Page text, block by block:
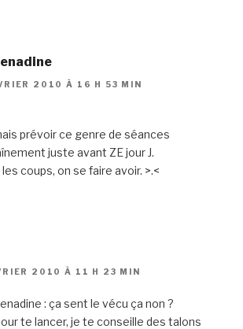
2010 À 16 H 53 MIN
prévoir ce genre de séances
juste avant ZE jour J.
coups, on se faire avoir. >.<
2010 À 11 H 23 MIN
: ça sent le vécu ça non ?
te lancer, je te conseille des talons